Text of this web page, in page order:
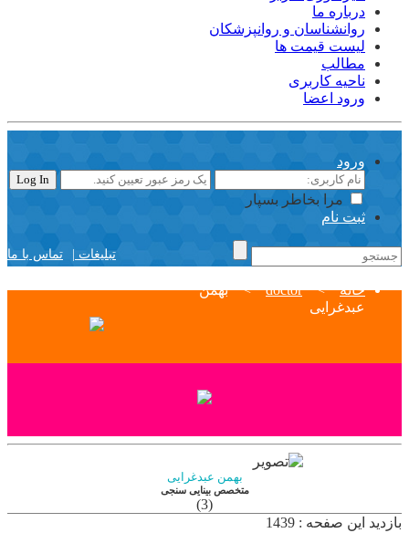
درباره ما
روانشناسان و روانپزشکان
لیست قیمت ها
مطالب
ناحیه کاربری
ورود اعضا
ورود
مرا بخاطر بسپار
ثبت نام
تماس با ما تبلیغات |
خانه>
doctor
>بهمن
عبدغرایی
بهمن عبدغرایی
متخصص بینایی سنجی
(3)
بازدید این صفحه : 1439